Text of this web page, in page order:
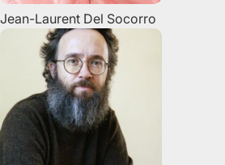
Jean-Laurent Del Socorro